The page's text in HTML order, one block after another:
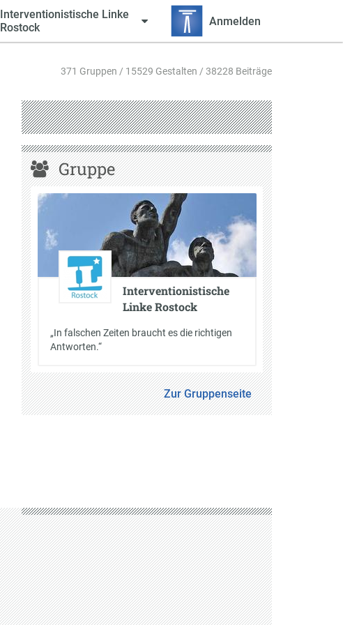
Interventionistische Linke
Rostock
Anmelden
371 Gruppen / 15529 Gestalten / 38228 Beiträge
Gruppe
Interventionistische
Linke Rostock
„In falschen Zeiten braucht es die richtigen
Antworten.“
Zur Gruppenseite